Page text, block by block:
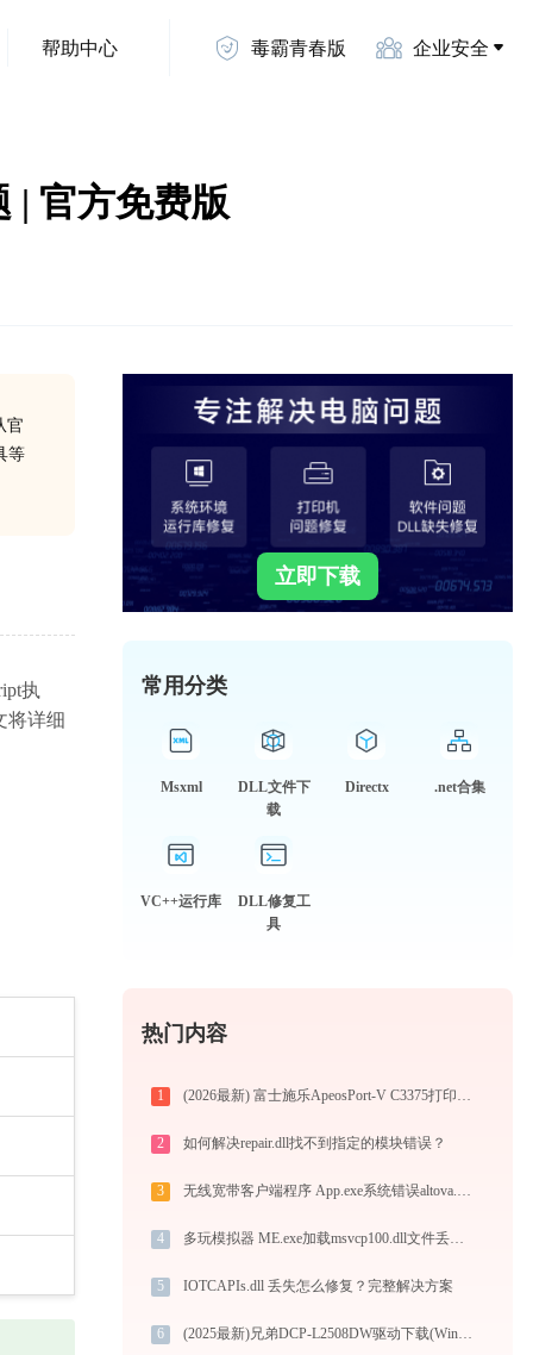
帮助中心 毒霸青春版 企业安全
| 官方免费版
官
等
执
将详细
立即下载
常用分类
Msxml
DLL文件下
载
Directx .net合集
VC++运行库
DLL修复工
具
热门内容
1 (2026最新) 富士施乐ApeosPort-V C3375打印机无法连接？教你解决方法！-金山毒霸
2 如何解决repair.dll找不到指定的模块错误？
3 无线宽带客户端程序 App.exe系统错误altova.dll丢失如何解决
4 多玩模拟器 ME.exe加载msvcp100.dll文件丢失处理办法
5 IOTCAPIs.dll 丢失怎么修复？完整解决方案
6 (2025最新)兄弟DCP-L2508DW驱动下载(Win10/Win11)图文安装教程